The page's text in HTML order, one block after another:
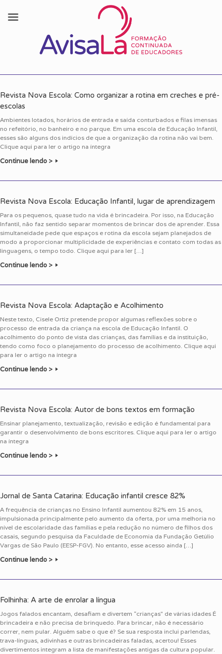
content
Revista Nova Escola: Como organizar a rotina em creches e pré-
escolas
Ambientes lotados, horários de entrada e saída conturbados e filas imensas
no refeitório, no banheiro e no parque. Em uma escola de Educação Infantil,
esses são alguns dos indícios de que a organização da rotina não vai bem.
Clique aqui para ler o artigo na íntegra
Continue lendo >
Revista Nova Escola: Educação Infantil, lugar de aprendizagem
Para os pequenos, quase tudo na vida é brincadeira. Por isso, na Educação
Infantil, não faz sentido separar momentos de brincar dos de aprender. Essa
simultaneidade pede que espaços e rotina da escola sejam planejados de
modo a proporcionar multiplicidade de experiências e contato com todas as
linguagens, o tempo todo. Clique aqui para ler […]
Continue lendo >
Revista Nova Escola: Adaptação e Acolhimento
Neste texto, Cisele Ortiz pretende propor algumas reflexões sobre o
processo de entrada da criança na escola de Educação Infantil. O
acolhimento do ponto de vista das crianças, das famílias e da instituição,
tendo como foco o planejamento do processo de acolhimento. Clique aqui
para ler o artigo na íntegra
Continue lendo >
Revista Nova Escola: Autor de bons textos em formação
Ensinar planejamento, textualização, revisão e edição é fundamental para
garantir o desenvolvimento de bons escritores. Clique aqui para ler o artigo
na íntegra
Continue lendo >
Jornal de Santa Catarina: Educação infantil cresce 82%
A frequência de crianças no Ensino Infantil aumentou 82% em 15 anos,
impulsionada principalmente pelo aumento da oferta, por uma melhoria no
nível de escolaridade das famílias e pela redução no número de filhos dos
casais, segundo pesquisa da Faculdade de Economia da Fundação Getúlio
Vargas de São Paulo (EESP-FGV). No entanto, esse acesso ainda […]
Continue lendo >
Folhinha: A arte de enrolar a língua
Jogos falados encantam, desafiam e divertem “crianças” de várias idades É
brincadeira e não precisa de brinquedo. Para brincar, não é necessário
correr, nem pular. Alguém sabe o que é? Se sua resposta inclui parlendas,
trava-línguas, adivinhas e outras brincadeiras faladas, acertou! Esses
divertimentos integram a lista de manifestações antigas da cultura popular.